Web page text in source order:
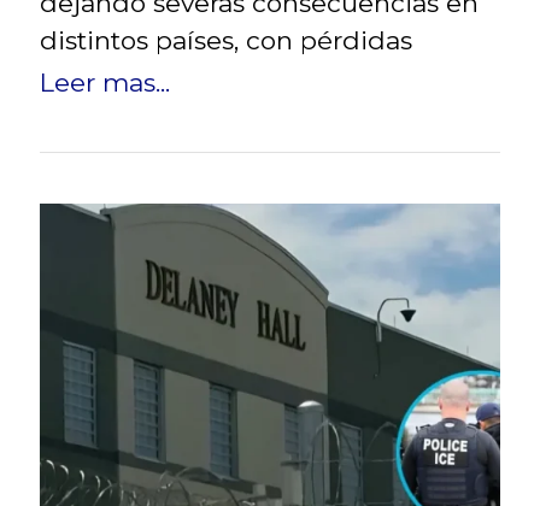
distintos países, con pérdidas
Leer mas...